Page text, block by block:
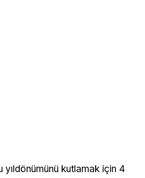
yıldönümünü kutlamak için 4